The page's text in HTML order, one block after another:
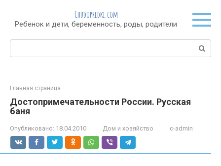
контенту
Chudopredki.com
Ребенок и дети, беременность, роды, родители
Поиск:
Главная страница
Достопримечательности России. Русская
баня
Опубликовано: 18.04.2010 Дом и хозяйство c-admin